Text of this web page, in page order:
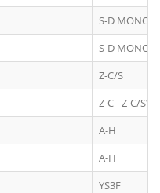
S-D
S-D
Z-C/S
Z-C - Z-C/SW
A-H
A-H
YS3F